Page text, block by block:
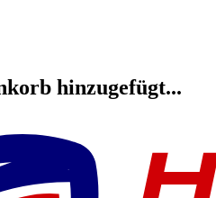
hinzugefügt...